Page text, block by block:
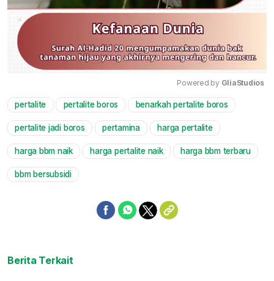
Mute
Powered by GliaStudios
pertalite pertalite boros benarkah pertalite boros
pertalite jadi boros pertamina harga pertalite
harga bbm naik harga pertalite naik harga bbm terbaru
bbm bersubsidi
Berita Terkait